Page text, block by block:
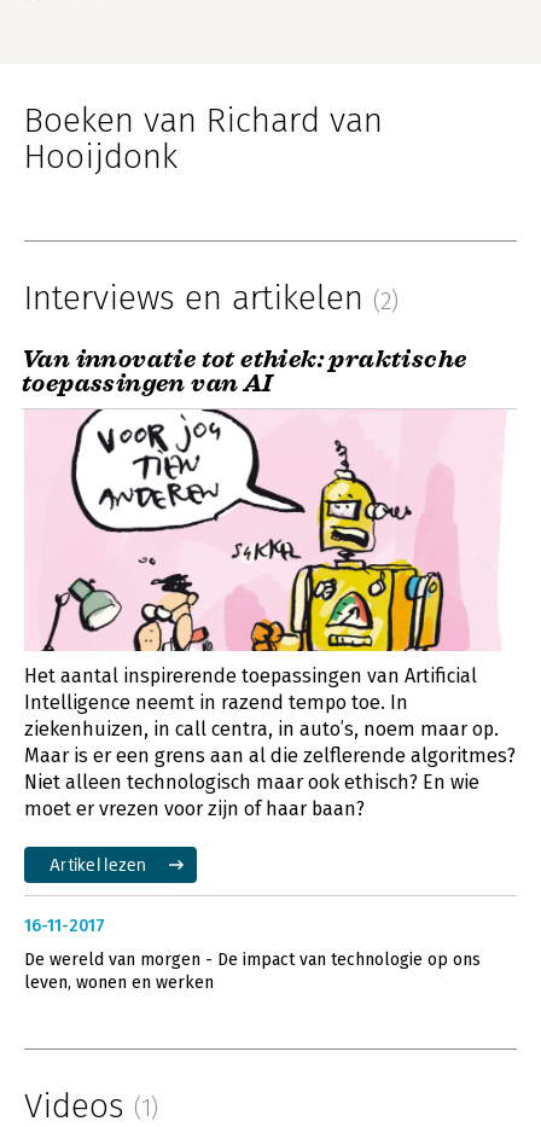
Boeken van Richard van
Hooijdonk
Interviews en artikelen (2)
Van innovatie tot ethiek: praktische
toepassingen van AI
Het aantal inspirerende toepassingen van Artificial
Intelligence neemt in razend tempo toe. In
ziekenhuizen, in call centra, in auto’s, noem maar op.
Maar is er een grens aan al die zelflerende algoritmes?
Niet alleen technologisch maar ook ethisch? En wie
moet er vrezen voor zijn of haar baan?
Artikel lezen
16-11-2017
De wereld van morgen - De impact van technologie op ons
leven, wonen en werken
Videos (1)